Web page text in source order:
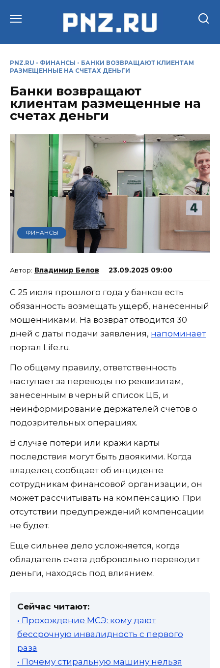
PNZ.RU - ФИНАНСЫ - БАНКИ ВОЗВРАЩАЮТ КЛИЕНТАМ
РАЗМЕЩЕННЫЕ НА СЧЕТАХ ДЕНЬГИ
Банки возвращают
клиентам размещенные на
счетах деньги
ФИНАНСЫ
Владимир Белов 23.09.2025 09:00
С 25 июля прошлого года у банков есть
обязанность возмещать ущерб, нанесенный
мошенниками. На возврат отводится 30
дней с даты подачи заявления, напоминает
портал Life.ru.
По общему правилу, ответственность
наступает за переводы по реквизитам,
занесенным в черный список ЦБ, и
неинформирование держателей счетов о
подозрительных операциях.
В случае потери или кражи карты
последствия могут быть двоякими. Когда
владелец сообщает об инциденте
сотрудникам финансовой организации, он
может рассчитывать на компенсацию. При
отсутствии предупреждений компенсации
не будет.
Еще сильнее дело усложняется, когда
обладатель счета добровольно переводит
деньги, находясь под влиянием.
Сейчас читают:
• Прохождение МСЭ: кому дают
бессрочную инвалидность с первого
раза
• Почему стиральную машину нельзя